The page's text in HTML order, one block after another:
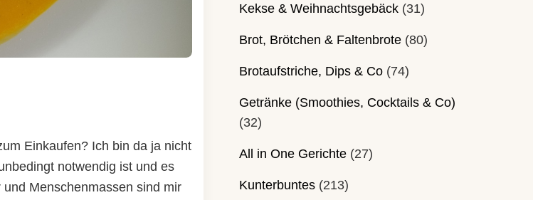
Einkaufen? Ich bin da ja nicht
notwendig ist und es
Menschenmassen sind mir
Kekse & Weihnachtsgebäck(31)
Brot, Brötchen & Faltenbrote(80)
Brotaufstriche, Dips & Co(74)
Getränke (Smoothies, Cocktails & Co)
(32)
All in One Gerichte(27)
Kunterbuntes(213)